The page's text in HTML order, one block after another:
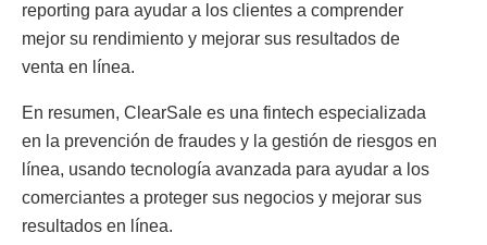
reporting para ayudar a los clientes a comprender
mejor su rendimiento y mejorar sus resultados de
venta en línea.
En resumen, ClearSale es una fintech especializada
en la prevención de fraudes y la gestión de riesgos en
línea, usando tecnología avanzada para ayudar a los
comerciantes a proteger sus negocios y mejorar sus
resultados en línea.